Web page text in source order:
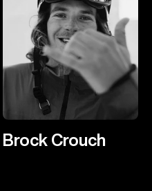
Brock Crouch